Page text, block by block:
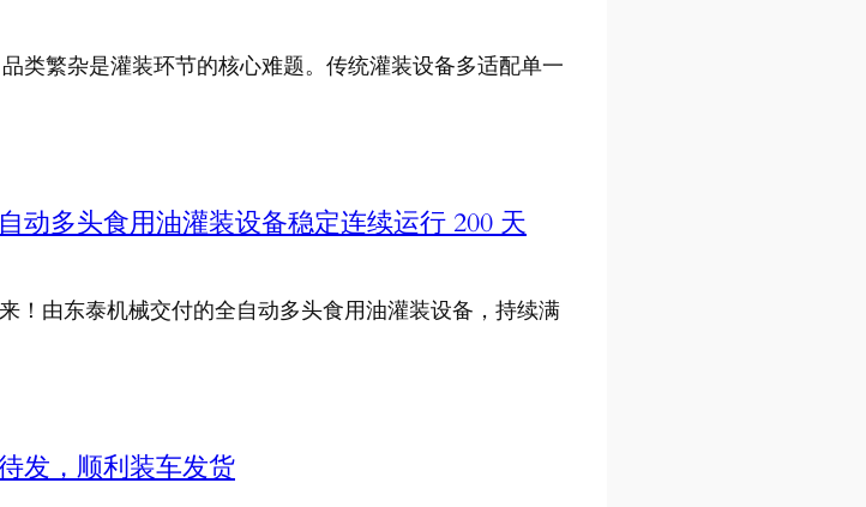
类繁杂是灌装环节的核心难题。传统灌装设备多适配单一
动多头食用油灌装设备稳定连续运行 200 天
！由东泰机械交付的全自动多头食用油灌装设备，持续满
发，顺利装车发货